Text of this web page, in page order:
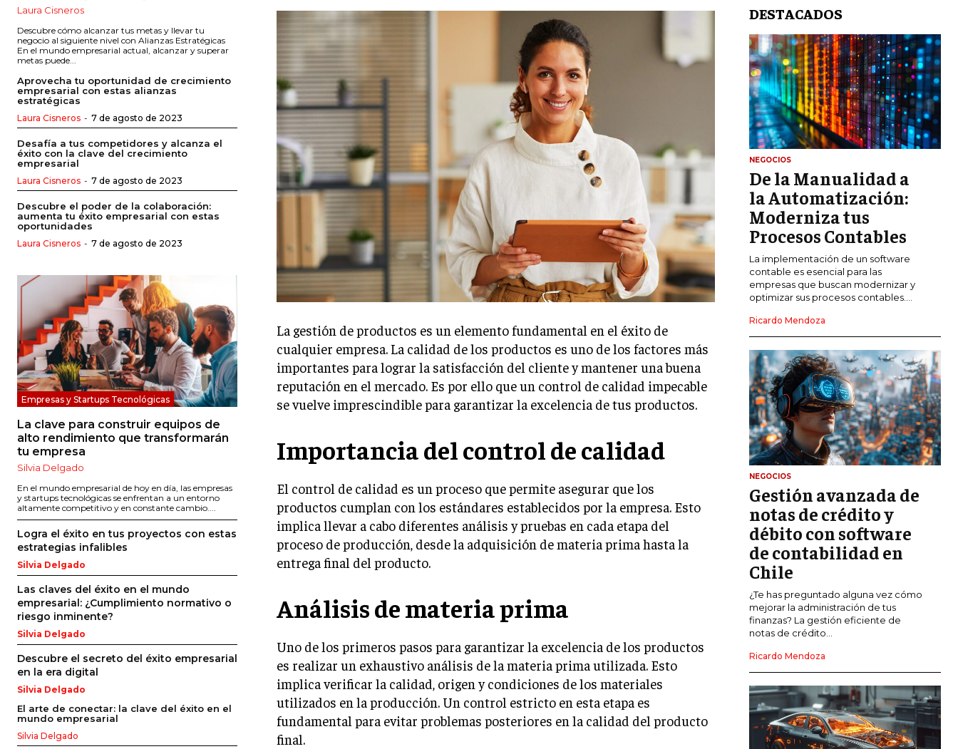
LIFESTYLE
MARKETING
ESTRATEGIAS DE MARKETING
AGENCIAS DE POSICIONAMIENTO WEB
SEO
VENTA DE ENLACES
MARKETING DIGITAL
PUBLICIDAD
VENTAS Y PERSUASIÓN
GESTIÓN DE PRODUCTOS
COMUNICACIÓN CORPORATIVA
GESTIÓN DE MARCA
INVESTIGACIÓN DE MERCADO
ANÁLISIS DE COMPETENCIA
GESTIÓN DE CLIENTES
EMPRENDIMIENTO
INNOVACIÓN EMPRESARIAL
GESTIÓN DEL CAMBIO
LIDERAZGO
EMPRENDIMIENTO
PLANIFICACIÓN EMPRESARIAL
Laura Cisneros
Descubre cómo alcanzar tus metas y llevar tu
negocio al siguiente nivel con Alianzas Estratégicas
En el mundo empresarial actual, alcanzar y superar
metas puede...
Aprovecha tu oportunidad de crecimiento
empresarial con estas alianzas
estratégicas
Laura Cisneros - 7 de agosto de 2023
Desafía a tus competidores y alcanza el
éxito con la clave del crecimiento
empresarial
Laura Cisneros - 7 de agosto de 2023
Descubre el poder de la colaboración:
aumenta tu éxito empresarial con estas
oportunidades
Laura Cisneros - 7 de agosto de 2023
Empresas y Startups Tecnológicas
La clave para construir equipos de
alto rendimiento que transformarán
tu empresa
Silvia Delgado
En el mundo empresarial de hoy en día, las empresas
y startups tecnológicas se enfrentan a un entorno
altamente competitivo y en constante cambio....
Logra el éxito en tus proyectos con estas
estrategias infalibles
Silvia Delgado
Las claves del éxito en el mundo
empresarial: ¿Cumplimiento normativo o
riesgo inminente?
Silvia Delgado
Descubre el secreto del éxito empresarial
en la era digital
Silvia Delgado
El arte de conectar: la clave del éxito en el
mundo empresarial
Silvia Delgado
La gestión de productos es un elemento fundamental en el éxito de
cualquier empresa. La calidad de los productos es uno de los factores más
importantes para lograr la satisfacción del cliente y mantener una buena
reputación en el mercado. Es por ello que un control de calidad impecable
se vuelve imprescindible para garantizar la excelencia de tus productos.
Importancia del control de calidad
El control de calidad es un proceso que permite asegurar que los
productos cumplan con los estándares establecidos por la empresa. Esto
implica llevar a cabo diferentes análisis y pruebas en cada etapa del
proceso de producción, desde la adquisición de materia prima hasta la
entrega final del producto.
Análisis de materia prima
Uno de los primeros pasos para garantizar la excelencia de los productos
es realizar un exhaustivo análisis de la materia prima utilizada. Esto
implica verificar la calidad, origen y condiciones de los materiales
utilizados en la producción. Un control estricto en esta etapa es
fundamental para evitar problemas posteriores en la calidad del producto
final.
DESTACADOS
NEGOCIOS
De la Manualidad a
la Automatización:
Moderniza tus
Procesos Contables
La implementación de un software
contable es esencial para las
empresas que buscan modernizar y
optimizar sus procesos contables....
Ricardo Mendoza
NEGOCIOS
Gestión avanzada de
notas de crédito y
débito con software
de contabilidad en
Chile
¿Te has preguntado alguna vez cómo
mejorar la administración de tus
finanzas? La gestión eficiente de
notas de crédito...
Ricardo Mendoza